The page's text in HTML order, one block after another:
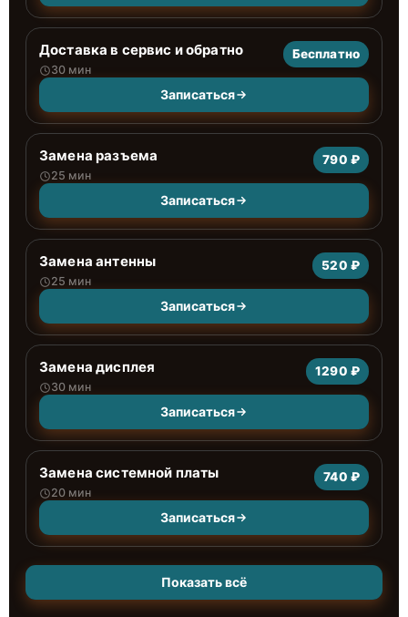
Доставка в сервис и обратно
30 мин
Бесплатно
Записаться
Замена разъема
25 мин
790 ₽
Записаться
Замена антенны
25 мин
520 ₽
Записаться
Замена дисплея
30 мин
1290 ₽
Записаться
Замена системной платы
20 мин
740 ₽
Записаться
Показать всё